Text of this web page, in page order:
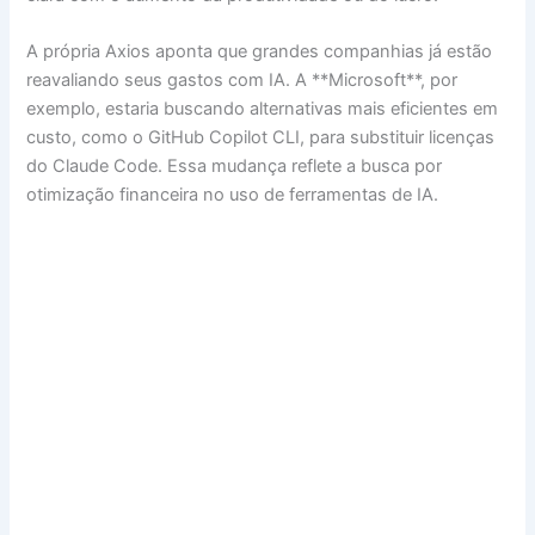
A própria Axios aponta que grandes companhias já estão
reavaliando seus gastos com IA. A **Microsoft**, por
exemplo, estaria buscando alternativas mais eficientes em
custo, como o GitHub Copilot CLI, para substituir licenças
do Claude Code. Essa mudança reflete a busca por
otimização financeira no uso de ferramentas de IA.